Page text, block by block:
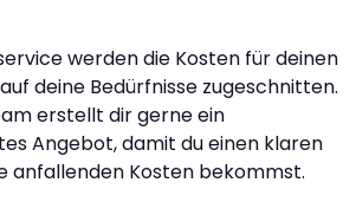
werden die Kosten für deinen
deine Bedürfnisse zugeschnitten.
erstellt dir gerne ein
Angebot, damit du einen klaren
anfallenden Kosten bekommst.